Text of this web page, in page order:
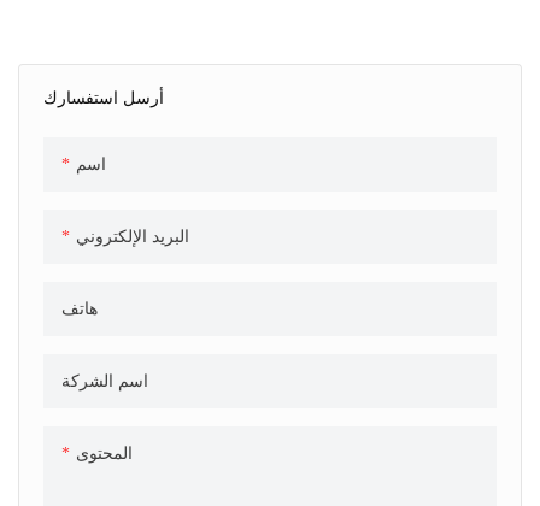
أرسل استفسارك
اسم
البريد الإلكتروني
هاتف
اسم الشركة
المحتوى